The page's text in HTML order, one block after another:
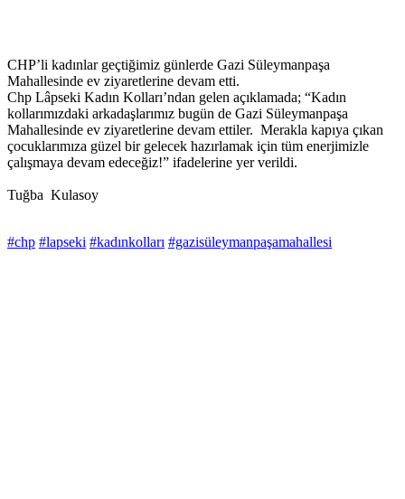
CHP’li kadınlar geçtiğimiz günlerde Gazi Süleymanpaşa
Mahallesinde ev ziyaretlerine devam etti.
Chp Lâpseki Kadın Kolları’ndan gelen açıklamada; “Kadın
kollarımızdaki arkadaşlarımız bugün de Gazi Süleymanpaşa
Mahallesinde ev ziyaretlerine devam ettiler. Merakla kapıya çıkan
çocuklarımıza güzel bir gelecek hazırlamak için tüm enerjimizle
çalışmaya devam edeceğiz!” ifadelerine yer verildi.
Tuğba Kulasoy
#chp #lapseki #kadınkolları #gazisüleymanpaşamahallesi